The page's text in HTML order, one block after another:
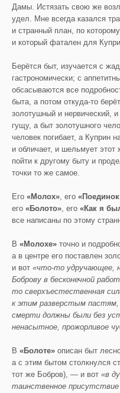
Дамы. Истязать свою же
удел. Мне всегда казался
и странный план, по
и который фатален для
Берётся быт, изучается с
гастрономически; с
обсасываются все
быта, а потом откуда-то
золотушный и нервический,
гущу, а быт золотушного
человек погибает, а Куприн
и обличает, и шельмует этот
пойти к другому быту и
точки то же самое.
Его «Молох», его
его «Болото», его «Как я
все написаны по этому
В «Молохе» точно и
а в центре его поставлен
и вот «что-то удручающее,
Боброву в бесконечной
то сверхъестественная
к этим разверстым пастям,
смерти должны были без
ненасытное, прожорливое
В «Болоте» описан быт
а с этим бытом столкнулся
тот же Бобров), — и вот «в
таинственное присутствие